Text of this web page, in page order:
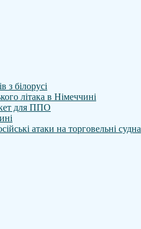
з білорусі
літака в Німеччині
для ППО
атаки на торговельні судна